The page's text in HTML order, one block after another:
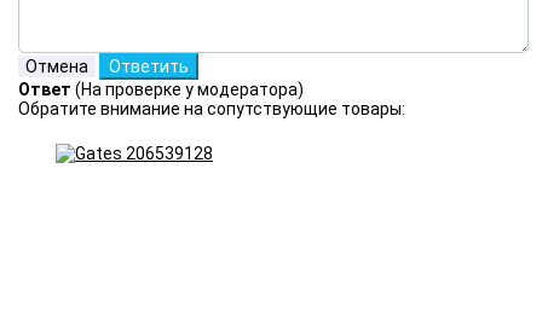
Ответ (На проверке у модератора)
Обратите внимание на сопутствующие товары: